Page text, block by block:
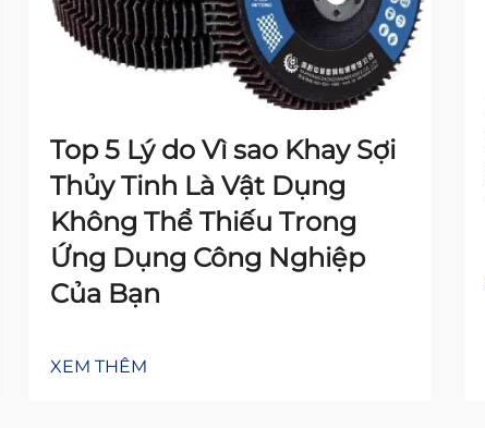
Top 5 Lý do Vì sao Khay Sợi
Thủy Tinh Là Vật Dụng
Không Thể Thiếu Trong
Ứng Dụng Công Nghiệp
Của Bạn
XEM THÊM